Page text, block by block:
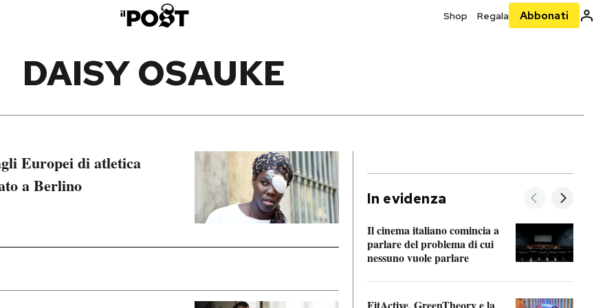
Shop Regala Abbonati
DAISY OSAUKE
Europei di atletica
a Berlino
In evidenza
Il cinema italiano comincia a
parlare del problema di cui
nessuno vuole parlare